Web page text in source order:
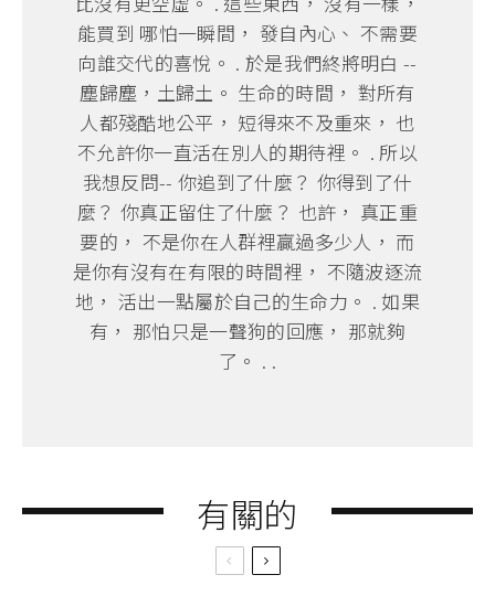
能買到 哪怕一瞬間， 發自內心、 不需要
向誰交代的喜悅。 . 於是我們終將明白 --
塵歸塵，土歸土。 生命的時間， 對所有
人都殘酷地公平， 短得來不及重來， 也
不允許你一直活在別人的期待裡。 . 所以
我想反問-- 你追到了什麼？ 你得到了什
麼？ 你真正留住了什麼？ 也許， 真正重
要的， 不是你在人群裡贏過多少人， 而
是你有沒有在有限的時間裡， 不隨波逐流
地， 活出一點屬於自己的生命力。 . 如果
有， 那怕只是一聲狗的回應， 那就夠
了。 . .
有關的